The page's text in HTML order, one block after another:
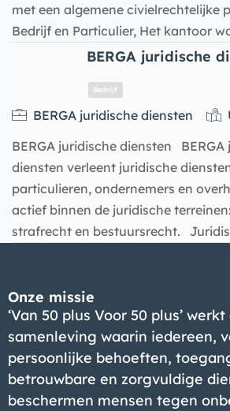
Bedrijf
met een algemene civielrechtelijke
Bedrijf en Particulier, Het kantoor
BERGA juridische
BERGA juridische diensten
BERGA juridische diensten BERGA
diensten verleent juridische
particulieren, ondernemers en
actief binnen de juridische
strafrecht en bestuursrecht.
Onze missie
‘Van 50 plus Voor 50 plus’
samenleving waarin iedereen,
persoonlijke behoeften,
betrouwbare en zorgvuldige
beschermen mensen tegen